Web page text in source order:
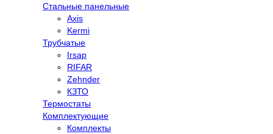
Стальные панельные
Axis
Kermi
Трубчатые
Irsap
RIFAR
Zehnder
КЗТО
Термостаты
Комплектующие
Комплекты